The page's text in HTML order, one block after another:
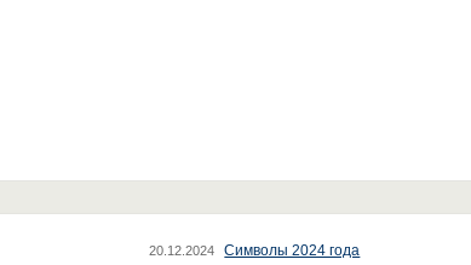
20.12.2024 Символы 2024 года